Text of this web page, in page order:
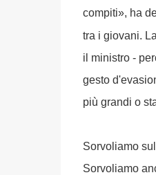
compiti», ha
tra i giovani.
il ministro -
gesto
più grandi o
Sorvoliamo
Sorvoliamo